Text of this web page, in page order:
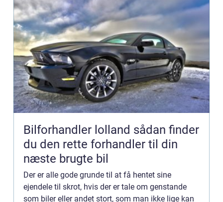
Bilforhandler lolland sådan finder
du den rette forhandler til din
næste brugte bil
Der er alle gode grunde til at få hentet sine
ejendele til skrot, hvis der er tale om genstande
som biler eller andet stort, som man ikke lige kan